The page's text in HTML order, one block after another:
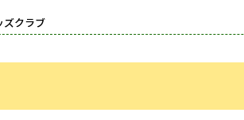
クラブ